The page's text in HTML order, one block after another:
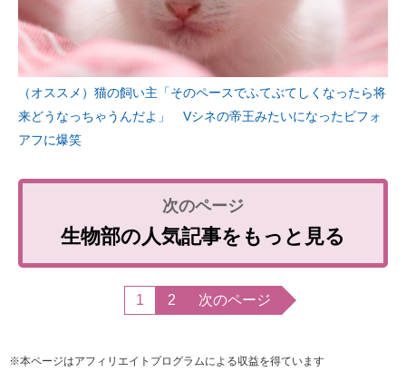
（オススメ）猫の飼い主「そのペースでふてぶてしくなったら将
来どうなっちゃうんだよ」 Vシネの帝王みたいになったビフォ
アフに爆笑
生物部の人気記事をもっと見る
1 2 次のページ
※本ページはアフィリエイトプログラムによる収益を得ています